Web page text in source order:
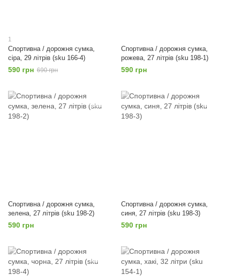
1
Спортивна / дорожня сумка,
сіра, 29 літрів (sku 166-4)
590 грн 690 грн
Спортивна / дорожня сумка,
рожева, 27 літрів (sku 198-1)
590 грн
Спортивна / дорожня сумка,
зелена, 27 літрів (sku 198-2)
590 грн
Спортивна / дорожня сумка,
синя, 27 літрів (sku 198-3)
590 грн